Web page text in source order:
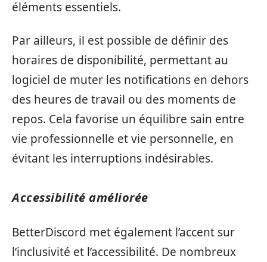
éléments essentiels.
Par ailleurs, il est possible de définir des
horaires de disponibilité, permettant au
logiciel de muter les notifications en dehors
des heures de travail ou des moments de
repos. Cela favorise un équilibre sain entre
vie professionnelle et vie personnelle, en
évitant les interruptions indésirables.
Accessibilité améliorée
BetterDiscord met également l’accent sur
l’inclusivité et l’accessibilité. De nombreux